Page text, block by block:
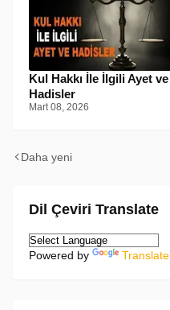
Kul Hakkı İle İlgili Ayet ve
Hadisler
Mart 08, 2026
Daha yeni
Dil Çeviri Translate
Powered by Translate